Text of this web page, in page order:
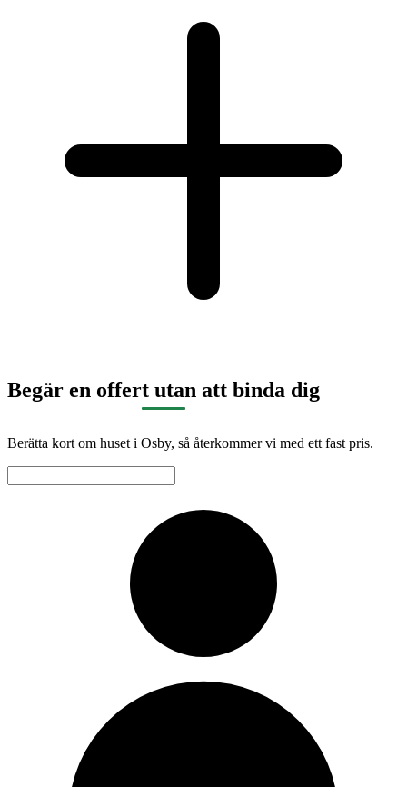
Begär en offert utan att binda dig
Berätta kort om huset i Osby, så återkommer vi med ett fast pris.